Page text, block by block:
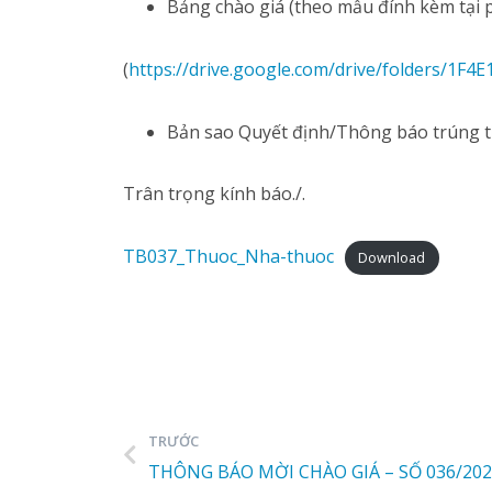
Bảng chào giá (theo mẫu đính kèm tại
(https://drive.google.com/drive/folders/
Bản sao Quyết định/Thông báo trúng
Trân trọng kính báo./.
TB037_Thuoc_Nha-thuoc Download
TRƯỚC
THÔNG BÁO MỜI CHÀO GIÁ – SỐ 036/